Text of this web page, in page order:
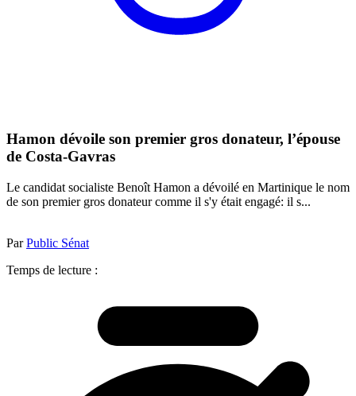
Hamon dévoile son premier gros donateur, l’épouse
de Costa-Gavras
Le candidat socialiste Benoît Hamon a dévoilé en Martinique le nom
de son premier gros donateur comme il s'y était engagé: il s...
ParPublic Sénat
Temps de lecture :